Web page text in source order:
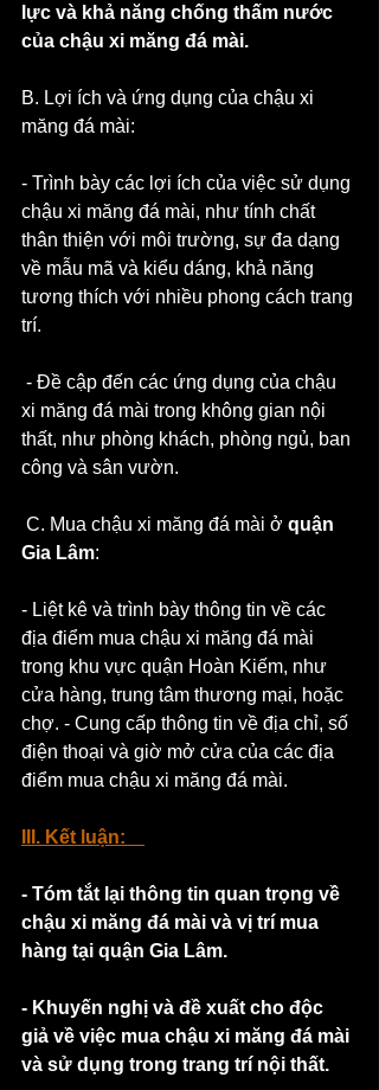
lực và khả năng chống thấm nước
của chậu xi măng đá mài.
B. Lợi ích và ứng dụng của chậu xi
măng đá mài:
- Trình bày các lợi ích của việc sử dụng
chậu xi măng đá mài, như tính chất
thân thiện với môi trường, sự đa dạng
về mẫu mã và kiểu dáng, khả năng
tương thích với nhiều phong cách trang
trí.
xi măng đá mài trong không gian nội
thất, như phòng khách, phòng ngủ, ban
công và sân vườn.
C. Mua chậu xi măng đá mài ở quận
Gia Lâm:
- Liệt kê và trình bày thông tin về các
địa điểm mua chậu xi măng đá mài
trong khu vực quận Hoàn Kiếm, như
cửa hàng, trung tâm thương mại, hoặc
chợ. - Cung cấp thông tin về địa chỉ, số
điện thoại và giờ mở cửa của các địa
điểm mua chậu xi măng đá mài.
III. Kết luận:
- Tóm tắt lại thông tin quan trọng về
chậu xi măng đá mài và vị trí mua
hàng tại quận Gia Lâm.
- Khuyến nghị và đề xuất cho độc
giả về việc mua chậu xi măng đá mài
và sử dụng trong trang trí nội thất.